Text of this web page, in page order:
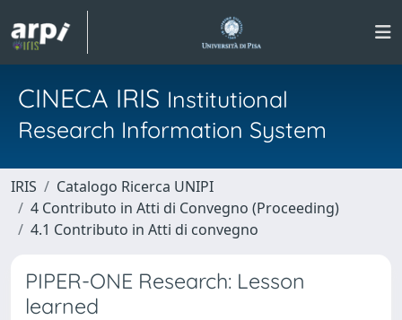
CINECA IRIS Institutional
Research Information System
IRIS
Catalogo Ricerca UNIPI
4 Contributo in Atti di Convegno (Proceeding)
4.1 Contributo in Atti di convegno
PIPER-ONE Research: Lesson
learned